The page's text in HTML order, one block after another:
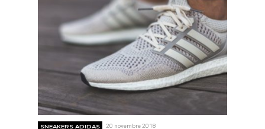
SNEAKERS ADIDAS 20 novembre 2018